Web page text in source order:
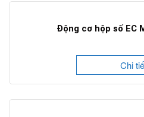
Động cơ hộp số EC
Chi